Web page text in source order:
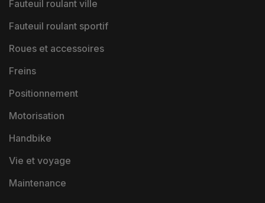
Fauteuil roulant ville
Fauteuil roulant sportif
Roues et accessoires
Freins
Positionnement
Motorisation
Handbike
Vie et voyage
Maintenance